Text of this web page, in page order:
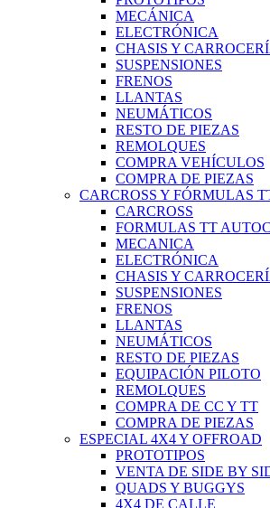
MECÁNICA
ELECTRÓNICA
CHASIS Y
SUSPENSIONES
FRENOS
LLANTAS
NEUMÁTICOS
RESTO DE PIEZAS
REMOLQUES
COMPRA VEHÍCULOS
COMPRA DE PIEZAS
CARCROSS Y FÓRMULAS
CARCROSS
FORMULAS TT
MECANICA
ELECTRÓNICA
CHASIS Y
SUSPENSIONES
FRENOS
LLANTAS
NEUMÁTICOS
RESTO DE PIEZAS
EQUIPACIÓN PILOTO
REMOLQUES
COMPRA DE CC Y TT
COMPRA DE PIEZAS
ESPECIAL 4X4 Y OFFROAD
PROTOTIPOS
VENTA DE SIDE BY
QUADS Y BUGGYS
4X4 DE CALLE